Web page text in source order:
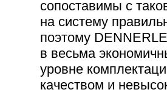
сопоставимы с
на систему
поэтому
в весьма
уровне
качеством и